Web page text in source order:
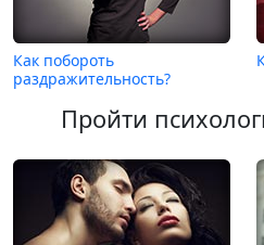
Как побороть
раздражительность?
Пройти